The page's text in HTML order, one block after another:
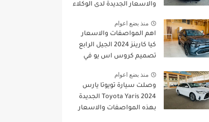
والاسعار الجديدة لدى الوكلاء
منذ بضع اعوام
اهم المواصفات والاسعار
كيا كارينز 2024 الجيل الرابع
تصميم كروس اس يو في
منذ بضع اعوام
وصلت سيارة تويوتا يارس
2024 Toyota Yaris الجديدة
بهذه المواصفات والاسعار